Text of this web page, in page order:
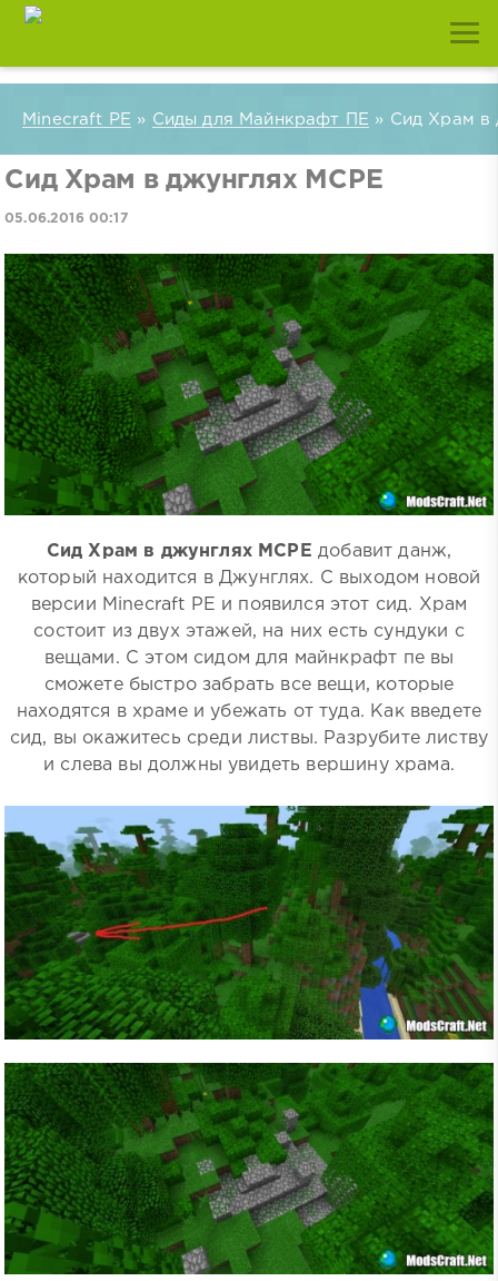
Minecraft PE » Сиды для Майнкрафт ПЕ » Сид Храм в
Сид Храм в джунглях MCPE
05.06.2016 00:17
Сид Храм в джунглях MCPE добавит данж,
который находится в Джунглях. С выходом новой
версии Minecraft PE и появился этот сид. Храм
состоит из двух этажей, на них есть сундуки с
вещами. С этом сидом для майнкрафт пе вы
сможете быстро забрать все вещи, которые
находятся в храме и убежать от туда. Как введете
сид, вы окажитесь среди листвы. Разрубите листву
и слева вы должны увидеть вершину храма.